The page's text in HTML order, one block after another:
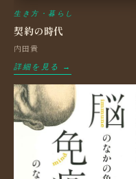
生き方・暮らし
契約の時代
内田貴
詳細を見る →